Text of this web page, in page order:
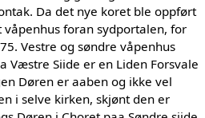
Da det nye koret ble oppført
foran sydportalen, for
Vestre og søndre våpenhus
Væstre Siide er en Liden Forsvale
Døren er aaben og ikke vel
i selve kirken, skjønt den er